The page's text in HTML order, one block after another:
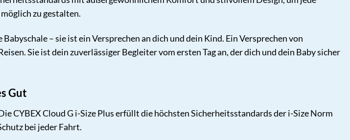
zu gestalten.
– sie ist ein Versprechen an dich und dein Kind. Ein Versprechen von
Sie ist dein zuverlässiger Begleiter vom ersten Tag an, der dich und dein Baby sicher
Gut
CYBEX Cloud G i-Size Plus erfüllt die höchsten Sicherheitsstandards der i-Size Norm
bei jeder Fahrt.